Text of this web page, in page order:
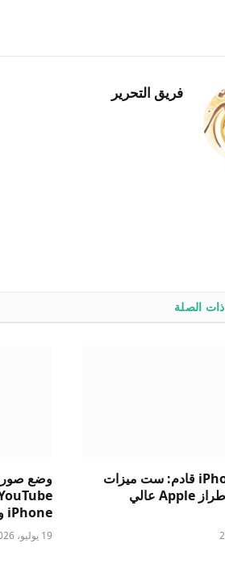
فريق التحرير
ذات الصلة
iPhone Ultra قادم: ست ميزات
جديدة في طراز Apple عالي
iPhone وAndroid
19 يوليو، 2026